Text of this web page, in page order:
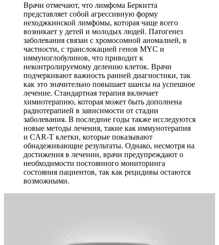
Врачи отмечают, что лимфома Беркитта
представляет собой агрессивную форму
неходжкинской лимфомы, которая чаще всего
возникает у детей и молодых людей. Патогенез
заболевания связан с хромосомной аномалией, в
частности, с транслокацией генов MYC и
иммуноглобулинов, что приводит к
неконтролируемому делению клеток. Врачи
подчеркивают важность ранней диагностики, так
как это значительно повышает шансы на успешное
лечение. Стандартная терапия включает
химиотерапию, которая может быть дополнена
радиотерапией в зависимости от стадии
заболевания. В последние годы также исследуются
новые методы лечения, такие как иммунотерапия
и CAR-T клетки, которые показывают
обнадеживающие результаты. Однако, несмотря на
достижения в лечении, врачи предупреждают о
необходимости постоянного мониторинга
состояния пациентов, так как рецидивы остаются
возможными.